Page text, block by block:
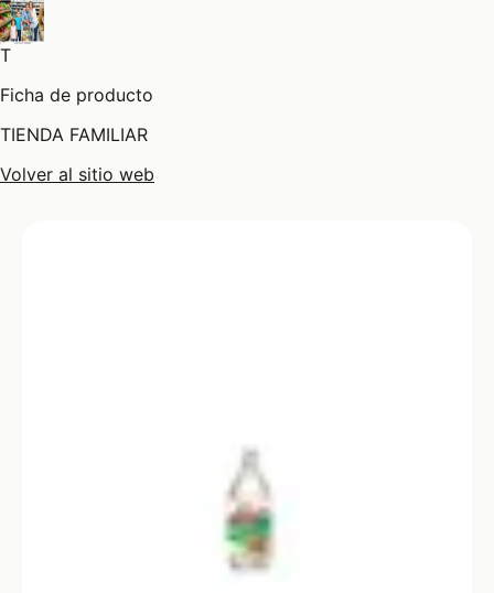
T
Ficha de producto
TIENDA FAMILIAR
Volver al sitio web